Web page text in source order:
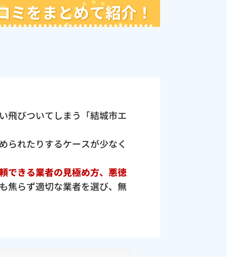
をまとめて紹介！
飛びついてしまう「結城市エ
られたりするケースが少なく
できる業者の見極め方、悪徳
焦らず適切な業者を選び、無